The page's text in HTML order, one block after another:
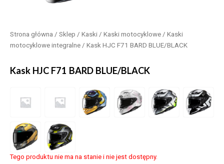
Strona główna / Sklep / Kaski / Kaski motocyklowe / Kaski
motocyklowe integralne / Kask HJC F71 BARD BLUE/BLACK
Kask HJC F71 BARD BLUE/BLACK
Tego produktu nie ma na stanie i nie jest dostępny.